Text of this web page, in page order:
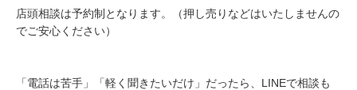
店頭相談は予約制となります。（押し売りなどはいたしませんの
でご安心ください）
「電話は苦手」「軽く聞きたいだけ」だったら、LINEで相談も